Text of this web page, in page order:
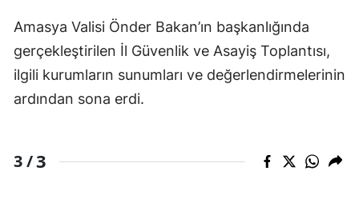
Amasya Valisi Önder Bakan’ın başkanlığında
gerçekleştirilen İl Güvenlik ve Asayiş Toplantısı,
ilgili kurumların sunumları ve değerlendirmelerinin
ardından sona erdi.
3 /3